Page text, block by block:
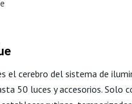
el cerebro del sistema de
50 luces y accesorios. Solo